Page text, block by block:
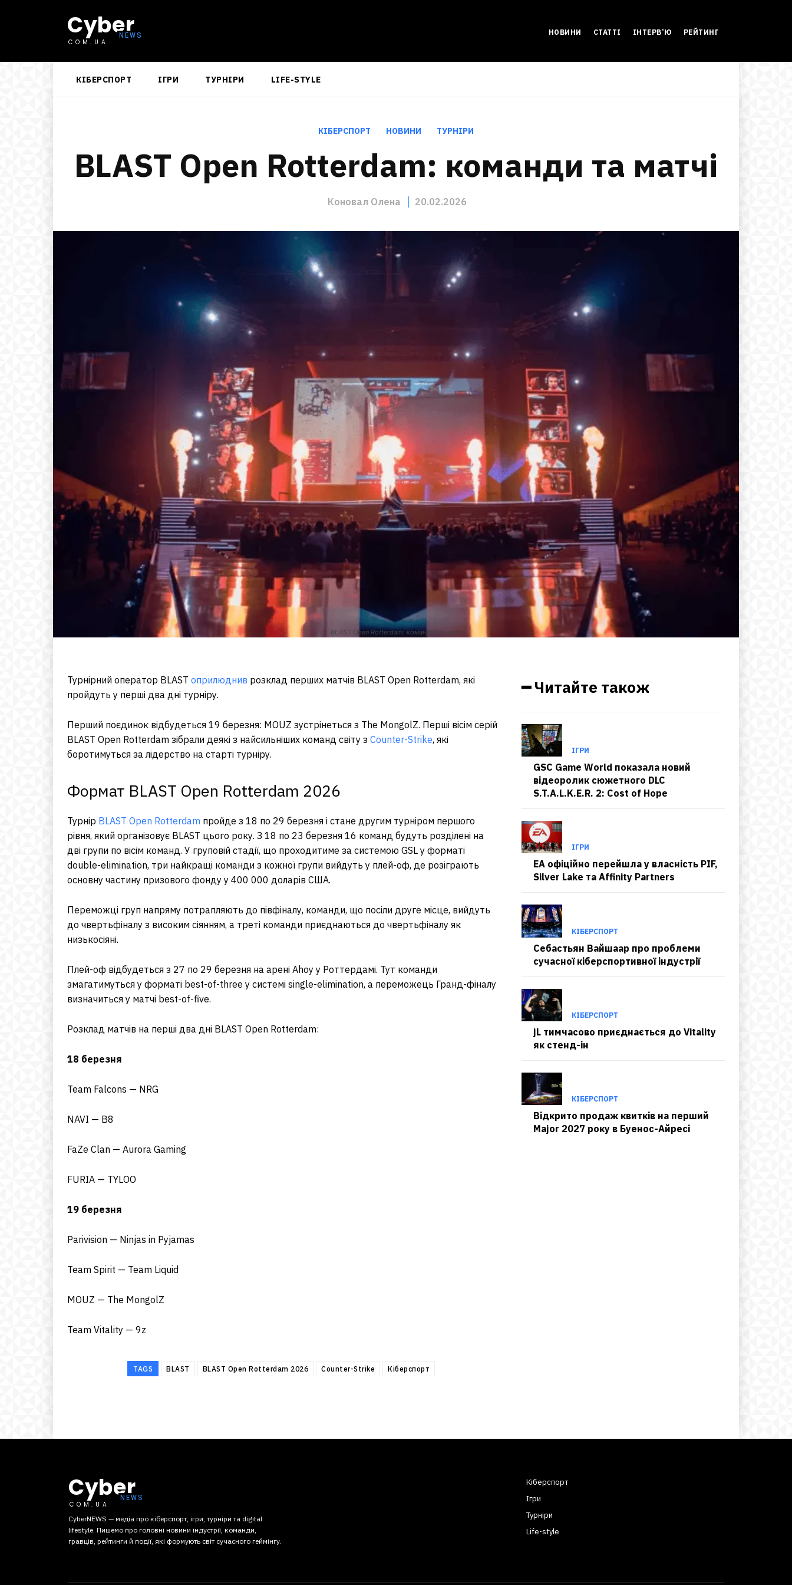
Cyber
COM.UA
НОВИНИ СТАТТІ ІНТЕРВ’Ю РЕЙТИНГ
КІБЕРСПОРТ ІГРИ ТУРНІРИ LIFE-STYLE
КІБЕРСПОРТ НОВИНИ ТУРНІРИ
BLAST Open Rotterdam: команди та матчі
Коновал Олена 20.02.2026
BLAST Open Rotterdam: команди та матчі
Турнірний оператор BLAST оприлюднив розклад перших матчів BLAST Open Rotterdam, які
пройдуть у перші два дні турніру.
Перший поєдинок відбудеться 19 березня: MOUZ зустрінеться з The MongolZ. Перші вісім серій
BLAST Open Rotterdam зібрали деякі з найсильніших команд світу з Counter-Strike, які
боротимуться за лідерство на старті турніру.
Формат BLAST Open Rotterdam 2026
Турнір BLAST Open Rotterdam пройде з 18 по 29 березня і стане другим турніром першого
рівня, який організовує BLAST цього року. З 18 по 23 березня 16 команд будуть розділені на
дві групи по вісім команд. У груповій стадії, що проходитиме за системою GSL у форматі
double-elimination, три найкращі команди з кожної групи вийдуть у плей-оф, де розіграють
основну частину призового фонду у 400 000 доларів США.
Переможці груп напряму потрапляють до півфіналу, команди, що посіли друге місце, вийдуть
до чвертьфіналу з високим сіянням, а треті команди приєднаються до чвертьфіналу як
низькосіяні.
Плей-оф відбудеться з 27 по 29 березня на арені Ahoy у Роттердамі. Тут команди
змагатимуться у форматі best-of-three у системі single-elimination, а переможець Гранд-фіналу
визначиться у матчі best-of-five.
Розклад матчів на перші два дні BLAST Open Rotterdam:
18 березня
Team Falcons — NRG
NAVI — B8
FaZe Clan — Aurora Gaming
FURIA — TYLOO
19 березня
Parivision — Ninjas in Pyjamas
Team Spirit — Team Liquid
MOUZ — The MongolZ
Team Vitality — 9z
TAGS BLAST BLAST Open Rotterdam 2026 Counter-Strike Кіберспорт
━ Читайте також
ІГРИ
GSC Game World показала новий
відеоролик сюжетного DLC
S.T.A.L.K.E.R. 2: Cost of Hope
ІГРИ
EA офіційно перейшла у власність PIF,
Silver Lake та Affinity Partners
КІБЕРСПОРТ
Себастьян Вайшаар про проблеми
сучасної кіберспортивної індустрії
КІБЕРСПОРТ
jL тимчасово приєднається до Vitality
як стенд-ін
КІБЕРСПОРТ
Відкрито продаж квитків на перший
Major 2027 року в Буенос-Айресі
Cyber
COM.UA
CyberNEWS — медіа про кіберспорт, ігри, турніри та digital
lifestyle. Пишемо про головні новини індустрії, команди,
гравців, рейтинги й події, які формують світ сучасного геймінгу.
Кіберспорт
Ігри
Турніри
Life-style